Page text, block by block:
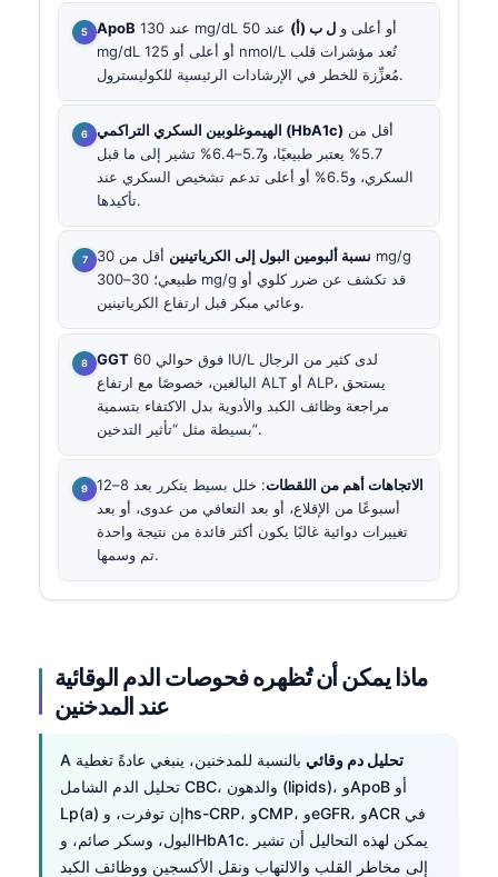
ApoB عند 130 mg/dL أو أعلى و ل ب (أ)
عند 50
mg/dL أو أعلى أو 125 nmol/L تُعد مؤشرات قلب
مُعزِّزة للخطر في الإرشادات الرئيسية للكوليسترول.
الهيموغلوبين السكري التراكمي (HbA1c)
5.7% يعتبر طبيعيًا، و5.7–6.4% تشير إلى ما قبل
السكري، و6.5% أو أعلى تدعم تشخيص السكري عند
تأكيدها.
نسبة ألبومين البول إلى الكرياتينين
أقل من 30 mg/g
طبيعي؛ 30–300 mg/g قد تكشف عن ضرر كلوي أو
وعائي مبكر قبل ارتفاع الكرياتينين.
GGT
البالغين، خصوصًا مع ارتفاع ALT أو ALP، يستحق
مراجعة وظائف الكبد والأدوية بدل الاكتفاء بتسمية
بسيطة مثل “تأثير التدخين”.
الاتجاهات أهم من اللقطات
: خلل بسيط يتكرر بعد 8–12
أسبوعًا من الإقلاع، أو بعد التعافي من عدوى، أو بعد
تغييرات دوائية غالبًا يكون أكثر فائدة من نتيجة واحدة
تم وسمها.
ماذا يمكن أن تُظهره فحوصات الدم الوقائية
عند المدخنين
A تحليل دم وقائي بالنسبة للمدخنين، ينبغي عادةً تغطية
تحليل الدم الشامل CBC، والدهون (lipids)، وApoB أو
Lp(a) إن توفرت، وhs-CRP، وCMP، وeGFR، وACR في
البول، وسكر صائم، وHbA1c. يمكن لهذه التحاليل أن تشير
إلى مخاطر القلب والالتهاب ونقل الأكسجين ووظائف الكبد